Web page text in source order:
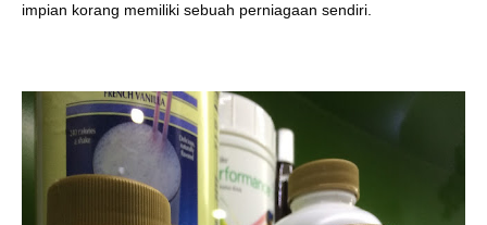
impian korang memiliki sebuah perniagaan sendiri.